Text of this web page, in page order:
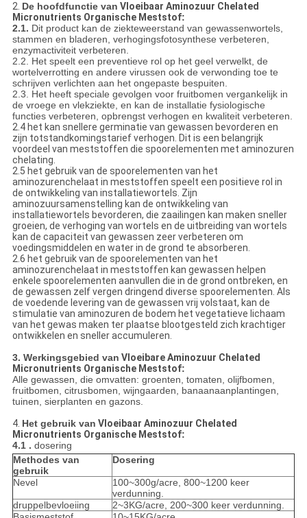
2. De hoofdfunctie van Vloeibaar Aminozuur Chelated
Micronutrients Organische Meststof:
2.1. Dit product kan de ziekteweerstand van gewassenwortels,
stammen en bladeren, verhogingsfotosynthese verbeteren,
enzymactiviteit verbeteren.
2.2. Het speelt een preventieve rol op het geel verwelkt, de
wortelverrotting en andere virussen ook de verwonding toe te
schrijven verlichten aan het ongepaste bespuiten.
2.3. Het heeft speciale gevolgen voor fruitbomen vergankelijk in
de vroege en vlekziekte, en kan de installatie fysiologische
functies verbeteren, opbrengst verhogen en kwaliteit verbeteren.
2.4 het kan snellere germinatie van gewassen bevorderen en
zijn totstandkomingstarief verhogen. Dit is een belangrijk
voordeel van meststoffen die spoorelementen met aminozuren
chelating.
2.5 het gebruik van de spoorelementen van het
aminozurenchelaat in meststoffen speelt een positieve rol in
de ontwikkeling van installatiewortels. Zijn
aminozuursamenstelling kan de ontwikkeling van
installatiewortels bevorderen, die zaailingen kan maken sneller
groeien, de verhoging van wortels en de uitbreiding van wortels
kan de capaciteit van gewassen zeer verbeteren om
voedingsmiddelen en water in de grond te absorberen.
2.6 het gebruik van de spoorelementen van het
aminozurenchelaat in meststoffen kan gewassen helpen
enkele spoorelementen aanvullen die in de grond ontbreken, en
de gewassen zelf vergen dringend diverse spoorelementen. Als
de voedende levering van de gewassen vrij volstaat, kan de
stimulatie van aminozuren de bodem het vegetatieve lichaam
van het gewas maken ter plaatse blootgesteld zich krachtiger
ontwikkelen en sneller accumuleren.
3. Werkingsgebied van Vloeibare Aminozuur Chelated
Micronutrients Organische Meststof:
Alle gewassen, die omvatten: groenten, tomaten, olijfbomen,
fruitbomen, citrusbomen, wijngaarden, banaanaanplantingen,
tuinen, sierplanten en gazons.
4. Het gebruik van Vloeibaar Aminozuur Chelated
Micronutrients Organische Meststof:
4.1 . dosering
Methodes van
gebruik
Dosering
Nevel
100~300g/acre, 800~1200 keer
verdunning.
druppelbevloeiing
2~3KG/acre, 200~300 keer verdunning.